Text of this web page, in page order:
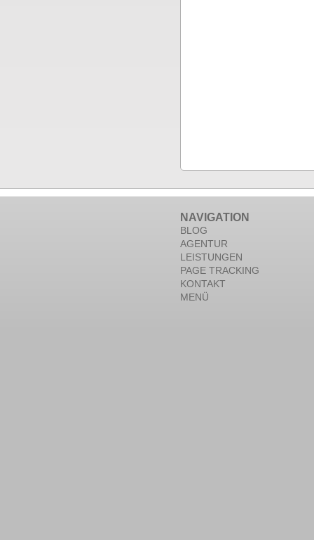
NAVIGATION
BLOG
AGENTUR
LEISTUNGEN
PAGE TRACKING
KONTAKT
MENÜ